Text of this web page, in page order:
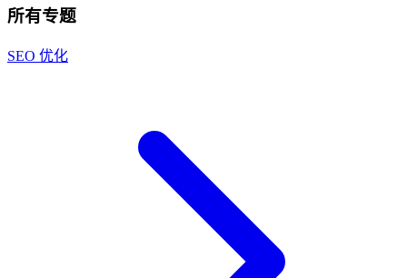
所有专题
SEO 优化